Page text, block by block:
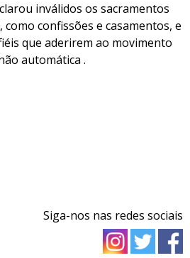
inválidos os sacramentos
confissões e casamentos, e
que aderirem ao movimento
automática .
Siga-nos nas redes sociais